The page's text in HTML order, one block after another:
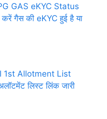
GAS eKYC Status
गैस की eKYC हुई है या
1st Allotment List
लिस्ट लिंक जारी